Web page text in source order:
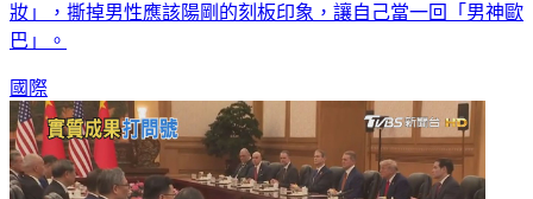
妝」，撕掉男性應該陽剛的刻板印象，讓自己當一回「男神歐
巴」。
國際